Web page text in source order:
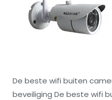
De beste wifi buiten
beveiliging De beste wifi